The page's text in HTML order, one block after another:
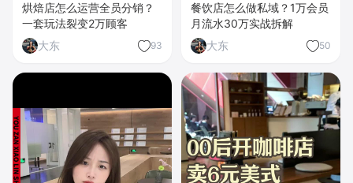
烘焙店怎么运营全员分销？
一套玩法裂变2万顾客
大东
93
餐饮店怎么做私域？1万会员
月流水30万实战拆解
大东
50